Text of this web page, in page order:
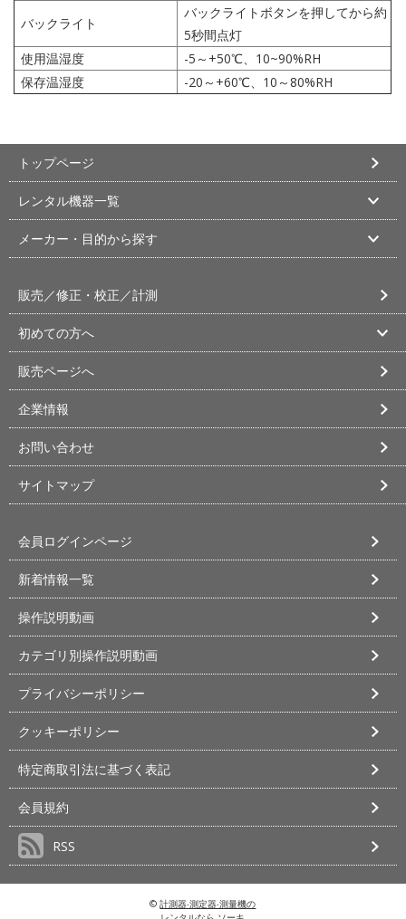
バックライト
バックライトボタンを押してから約
5秒間点灯
使用温湿度
-5～+50℃、10~90%RH
保存温湿度
-20～+60℃、10～80%RH
トップページ
レンタル機器一覧
メーカー・目的から探す
販売／修正・校正／計測
初めての方へ
販売ページへ
企業情報
お問い合わせ
サイトマップ
会員ログインページ
新着情報一覧
操作説明動画
カテゴリ別操作説明動画
プライバシーポリシー
クッキーポリシー
特定商取引法に基づく表記
会員規約
RSS
©計測器‧測定器‧測量機の